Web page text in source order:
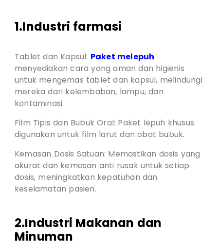
1.Industri farmasi
Tablet dan Kapsul: Paket melepuh
menyediakan cara yang aman dan higienis
untuk mengemas tablet dan kapsul, melindungi
mereka dari kelembaban, lampu, dan
kontaminasi.
Film Tipis dan Bubuk Oral: Paket lepuh khusus
digunakan untuk film larut dan obat bubuk.
Kemasan Dosis Satuan: Memastikan dosis yang
akurat dan kemasan anti rusak untuk setiap
dosis, meningkatkan kepatuhan dan
keselamatan pasien.
2.Industri Makanan dan
Minuman